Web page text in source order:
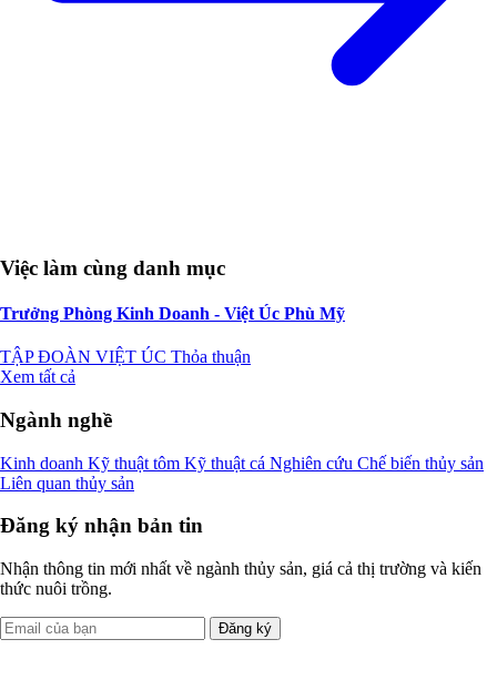
Việc làm cùng danh mục
Trưởng Phòng Kinh Doanh - Việt Úc Phù Mỹ
TẬP ĐOÀN VIỆT ÚC Thỏa thuận
Xem tất cả
Ngành nghề
Kinh doanh Kỹ thuật tôm Kỹ thuật cá Nghiên cứu Chế biến thủy sản
Liên quan thủy sản
Đăng ký nhận bản tin
Nhận thông tin mới nhất về ngành thủy sản, giá cả thị trường và kiến
thức nuôi trồng.
Đăng ký